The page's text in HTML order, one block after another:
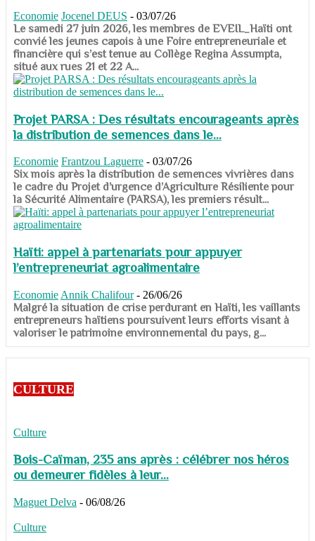
Economie Jocenel DEUS - 03/07/26
Le samedi 27 juin 2026, les membres de EVEIL_Haïti ont
convié les jeunes capois à une Foire entrepreneuriale et
financière qui s’est tenue au Collège Regina Assumpta,
situé aux rues 21 et 22 A...
Projet PARSA : Des résultats encourageants après
la distribution de semences dans le...
Economie Frantzou Laguerre - 03/07/26
​​​​​​​Six mois après la distribution de semences vivrières dans
le cadre du Projet d’urgence d’Agriculture Résiliente pour
la Sécurité Alimentaire (PARSA), les premiers résult...
Haïti: appel à partenariats pour appuyer
l’entrepreneuriat agroalimentaire
Economie Annik Chalifour - 26/06/26
​​​​​​​Malgré la situation de crise perdurant en Haïti, les vaillants
entrepreneurs haïtiens poursuivent leurs efforts visant à
valoriser le patrimoine environnemental du pays, g...
CULTURE
Culture
Bois-Caïman, 235 ans après : célébrer nos héros
ou demeurer fidèles à leur...
Maguet Delva - 06/08/26
Culture